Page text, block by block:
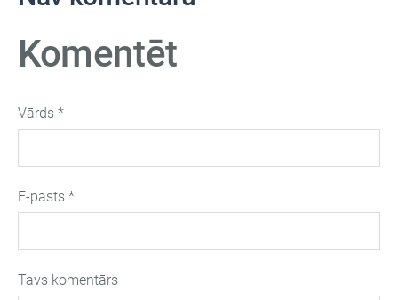
Komentēt
Vārds *
E-pasts *
Tavs komentārs